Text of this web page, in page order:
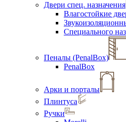
Двери спец. назначения
Влагостойкие
Специального
Пеналы (PenalBox)
PenalBox
Арки и порталы
Плинтуса
Ручки